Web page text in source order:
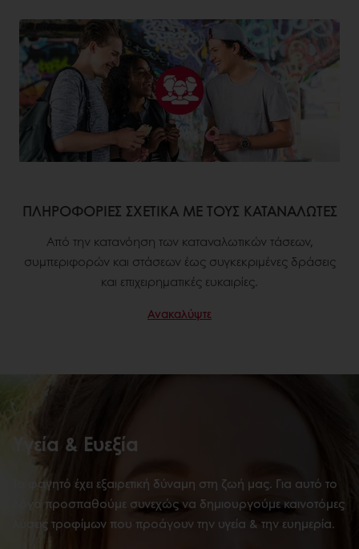
ΠΛΗΡΟΦΟΡΙΕΣ ΣΧΕΤΙΚΑ ΜΕ ΤΟΥΣ ΚΑΤΑΝΑΛΩΤΕΣ
Από την κατανόηση των καταναλωτικών τάσεων,
συμπεριφορών και στάσεων έως συγκεκριμένες δράσεις
και επιχειρηματικές ευκαιρίες.
Ανακαλύψτε
Υγεία & Ευεξία
Το φαγητό έχει εξαιρετική δύναμη στη ζωή μας. Για αυτό το
λόγο προσπαθούμε συνεχώς να δημιουργούμε καινοτόμες
λύσεις τροφίμων που προάγουν την υγεία & την ευημερία.